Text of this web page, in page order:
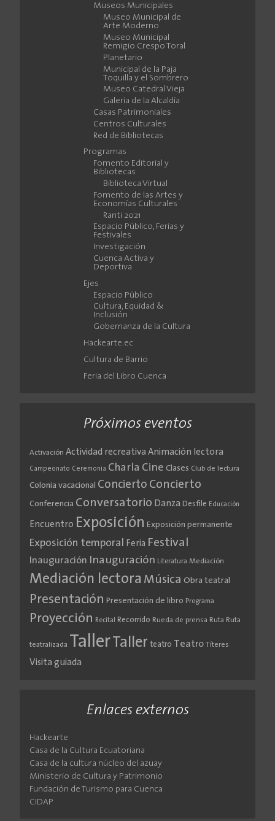
Museos Municipales
Museo Municipal de
Arte Moderno
Museo Municipal
Remigio Crespo Toral
Planetario
Municipal de la Paja
Toquilla y el Sombrero
Museo Catedral Vieja
Galería de la Alcaldía
Casas Patrimoniales
Centros Culturales
Red de Bibliotecas
Programas
Fomento Editorial y
Bibliotecas
Biblioteca Virtual
Fomento de las Artes y
Economías Culturales
Ranti 2021
Espacio Público, Ferias y
Festivales
Investigación
Cuenca Activa y
Deportiva
Ejes
Espacio Público
Cultura, Equidad &
Inclusión
Gobernanza de la Cultura
Hackearte.ec
Cultura de Barrio
Feria del Libro Cuenca
Próximos eventos
Activación Actividad recreativa Animación lectora
Campeonato Ceremonia Charla Cine Clases Club de lectura
Colonia vacacional Concierto Concierto
Conferencia Conversatorio Danza Desfile Educación
Encuentro Exposición Exposición permanente
Exposición temporal Feria Festival
Inauguración Inauguración Literatura Mediación
Mediación lectora Música Obra teatral
Presentación Presentación de libro Programa
Proyección Recital Recorrido Rueda de prensa Ruta Ruta
teatralizada Taller Taller teatro Teatro Títeres
Visita guiada
Enlaces externos
Hackearte
Casa de la Cultura Ecuatoriana
Casa de la cultura núcleo del azuay
Ministerio de Cultura y Patrimonio
Fundación de Turismo para Cuenca
CIDAP